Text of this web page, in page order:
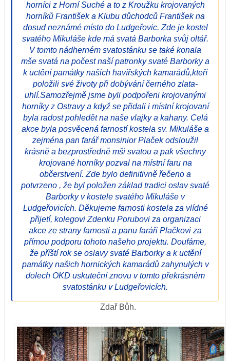
horníci z Horní Suché a to z Kroužku krojovaných
horníků František a Klubu důchodců František na
dosud neznámé místo do Ludgeřovic. Zde je kostel
svatého Mikuláše kde má svatá Barborka svůj oltář.
V tomto nádherném svatostánku se také konala
mše svatá na počest naší patronky svaté Barborky a
k uctění památky našich havířských kamarádů,kteří
položili své životy při dobývání černého zlata-
uhlí.Samozřejmě jsme byli podpořeni krojovanými
horníky z Ostravy a když se přidali i místní krojovaní
byla radost pohledět na naše vlajky a kahany. Celá
akce byla posvěcená farností kostela sv. Mikuláše a
zejména pan farář monsinior Plaček odsloužil
krásně a bezprostředně mši svatou a pak všechny
krojované horníky pozval na místní faru na
občerstvení. Zde bylo definitivně řečeno a
potvrzeno , že byl položen základ tradici oslav svaté
Barborky v kostele svatého Mikuláše v
Ludgeřovicích. Děkujeme farnosti kostela za vlídné
přijetí, kolegovi Zdenku Porubovi za organizaci
akce ze strany farnosti a panu faráři Plačkovi za
přímou podporu tohoto našeho projektu. Doufáme,
že příští rok se oslavy svaté Barborky a k uctění
památky našich hornických kamarádů zahynulých v
dolech OKD uskuteční znovu v tomto překrásném
svatostánku v Ludgeřovicích.
Zdař Bůh.